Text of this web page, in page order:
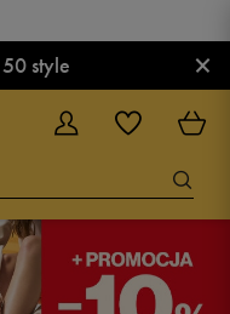
style ×